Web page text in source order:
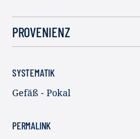
PROVENIENZ
SYSTEMATIK
Gefäß - Pokal
PERMALINK